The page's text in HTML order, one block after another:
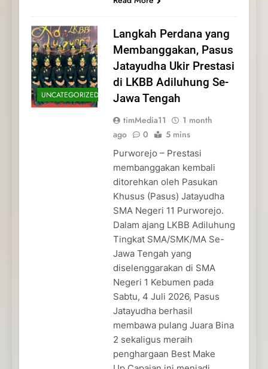
UNCATEGORIZED
Langkah Perdana yang
Membanggakan, Pasus
Jatayudha Ukir Prestasi
di LKBB Adiluhung Se-
Jawa Tengah
timMedia11
1 month
ago
0 5 mins
Purworejo – Prestasi
membanggakan kembali
ditorehkan oleh Pasukan
Khusus (Pasus) Jatayudha
SMA Negeri 11 Purworejo.
Dalam ajang LKBB Adiluhung
Tingkat SMA/SMK/MA Se-
Jawa Tengah yang
diselenggarakan di SMA
Negeri 1 Kebumen pada
Sabtu, 4 Juli 2026, Pasus
Jatayudha berhasil
membawa pulang Juara Bina
2 sekaligus meraih
penghargaan Best Make